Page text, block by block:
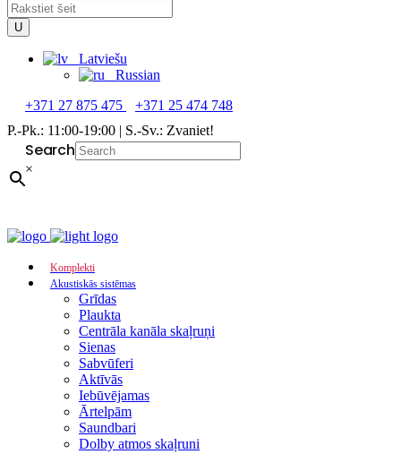
Latviešu
Russian
+371 27 875 475
+371 25 474 748
P.-Pk.: 11:00-19:00 | S.-Sv.: Zvaniet!
Search
×
Komplekti
Akustiskās sistēmas
Grīdas
Plaukta
Centrāla kanāla skaļruņi
Sienas
Sabvūferi
Aktīvās
Iebūvējamas
Ārtelpām
Saundbari
Dolby atmos skaļruni